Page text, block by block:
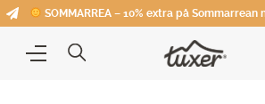
SOMMARREA – 10% extra på Sommarrean